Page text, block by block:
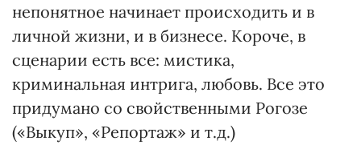
непонятное начинает происходить и в
личной жизни, и в бизнесе. Короче, в
сценарии есть все: мистика,
криминальная интрига, любовь. Все это
придумано со свойственными Рогозе
(«Выкуп», «Репортаж» и т.д.)